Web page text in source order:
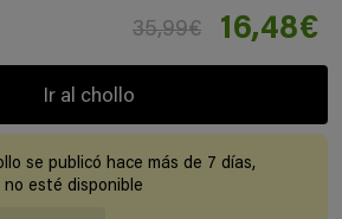
35,99€ 16,48€
Ir al chollo
se publicó hace más de 7 días,
esté disponible